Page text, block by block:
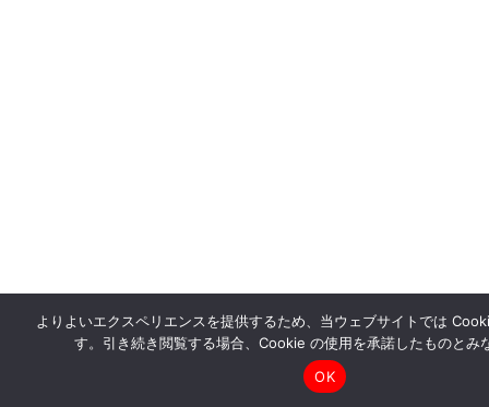
よりよいエクスペリエンスを提供するため、当ウェブサイトでは
す。引き続き閲覧する場合、Cookie の使用を承諾したものとみ
OK